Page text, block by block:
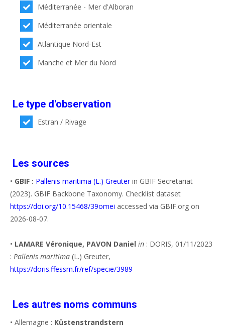
Méditerranée - Mer d'Alboran
Méditerranée orientale
Atlantique Nord-Est
Manche et Mer du Nord
Le type d'observation
Estran / Rivage
Les sources
• GBIF : Pallenis maritima (L.) Greuterin GBIF Secretariat
(2023). GBIF Backbone Taxonomy. Checklist dataset
https://doi.org/10.15468/39omei accessed via GBIF.org on
2026-08-07.
• LAMARE Véronique, PAVON Daniel in : DORIS, 01/11/2023
: Pallenis maritima (L.) Greuter,
https://doris.ffessm.fr/ref/specie/3989
Les autres noms communs
• Allemagne : Küstenstrandstern